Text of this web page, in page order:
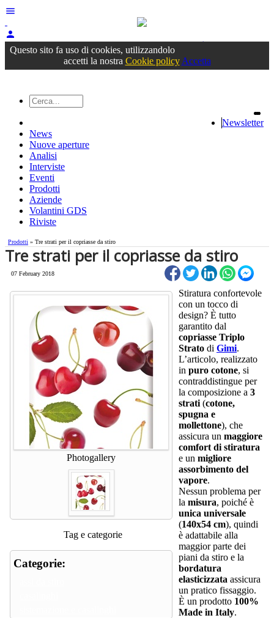
menu
person
Accedioppure registrati
Questo sito fa uso di cookies, utilizzandolo
accetti la nostra Cookie policy Accetta
Newsletter
News
Nuove aperture
Analisi
Interviste
Eventi
Prodotti
Aziende
Volantini GDS
Riviste
Prodotti » Tre strati per il copriasse da stiro
Tre strati per il copriasse da stiro
07 February 2018
Photogallery
Tag e categorie
Categorie:
Stiratura confortevole
con un tocco di
design? È tutto
garantito dal
copriasse Triplo
Strato di Gimi.
L’articolo, realizzato
in puro cotone, si
contraddistingue per
la composizione a 3
strati (cotone,
spugna e
mollettone), che
assicura un maggiore
comfort di stiratura
e un migliore
assorbimento del
vapore.
Nessun problema per
la misura, poiché è
unica universale
(140x54 cm), quindi
è adattabile alla
maggior parte dei
piani da stiro e la
bordatura
elasticizzata assicura
un pratico fissaggio.
È un prodotto 100%
Made in Italy.